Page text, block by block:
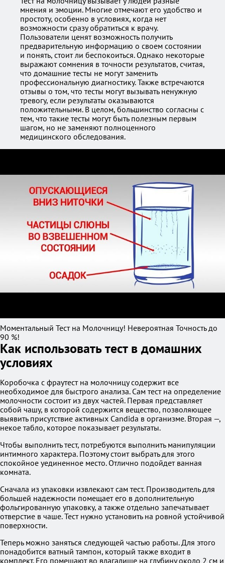
мнения и эмоции. Многие отмечают его удобство и
простоту, особенно в условиях, когда нет
возможности сразу обратиться к врачу.
Пользователи ценят возможность получить
предварительную информацию о своем состоянии
и понять, стоит ли беспокоиться. Однако некоторые
выражают сомнения в точности результатов, считая,
что домашние тесты не могут заменить
профессиональную диагностику. Также встречаются
отзывы о том, что тесты могут вызывать ненужную
тревогу, если результаты оказываются
положительными. В целом, большинство согласны с
тем, что такие тесты могут быть полезным первым
шагом, но не заменяют полноценного
медицинского обследования.
Моментальный Тест на Молочницу! Невероятная Точность до
90 %!
Как использовать тест в домашних
условиях
Коробочка с фраутест на молочницу содержит все
необходимое для быстрого анализа. Сам тест на определение
молочности состоит из двух частей. Первая представляет
собой чашу, в которой содержится вещество, позволяющее
выявить присутствие активных Candida в организме. Вторая —,
некое табло, которое показывает результаты.
Чтобы выполнить тест, потребуются выполнить манипуляции
интимного характера. Поэтому стоит выбрать для этого
спокойное уединенное место. Отлично подойдет ванная
комната.
Сначала из упаковки извлекают сам тест. Производитель для
большей надежности помещает его в дополнительную
фольгированную упаковку, а также отдельно запечатывает
отверстие в чаше. Тест нужно установить на ровной устойчивой
поверхности.
Теперь можно заняться следующей частью работы. Для этого
понадобится ватный тампон, который также входит в
комплект. Его помещают во влагалище на глубину около 2 см и